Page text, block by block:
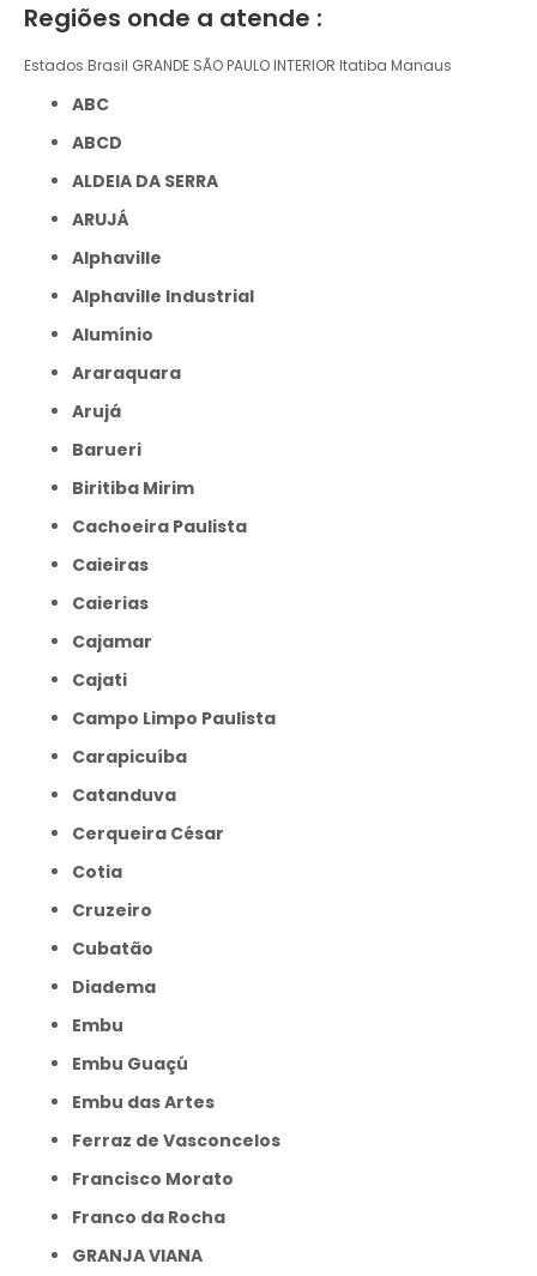
Regiões onde a atende :
Estados Brasil GRANDE SÃO PAULO INTERIOR Itatiba Manaus
ABC
ABCD
ALDEIA DA SERRA
ARUJÁ
Alphaville
Alphaville Industrial
Alumínio
Araraquara
Arujá
Barueri
Biritiba Mirim
Cachoeira Paulista
Caieiras
Caierias
Cajamar
Cajati
Campo Limpo Paulista
Carapicuíba
Catanduva
Cerqueira César
Cotia
Cruzeiro
Cubatão
Diadema
Embu
Embu Guaçú
Embu das Artes
Ferraz de Vasconcelos
Francisco Morato
Franco da Rocha
GRANJA VIANA